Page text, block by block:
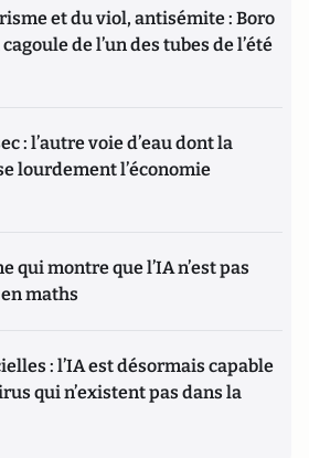
et du viol, antisémite : Boro
de l’un des tubes de l’été
: l’autre voie d’eau dont la
lourdement l’économie
qui montre que l’IA n’est pas
maths
: l’IA est désormais capable
qui n’existent pas dans la